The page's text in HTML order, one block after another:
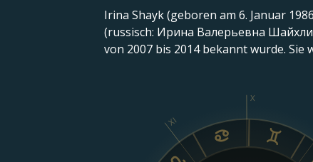
Irina Shayk (geboren am 6. Januar
(russisch: Ирина Валерьевна
von 2007 bis 2014 bekannt wurde. Sie
X
XI